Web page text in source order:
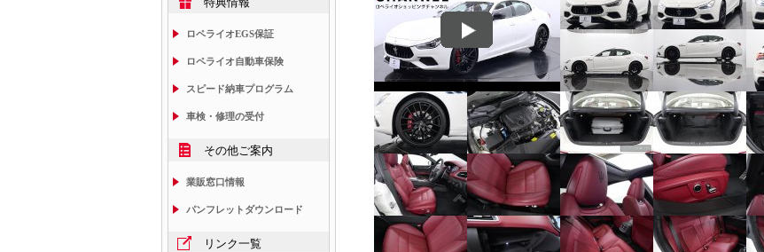
ロペライオEGS保証
ロペライオ自動車保険
スピード納車プログラム
車検・修理の受付
その他ご案内
業販窓口情報
パンフレットダウンロード
リンク一覧